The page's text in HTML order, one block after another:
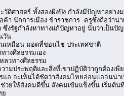
ติศาสตร์ ทั้งสองฝั่งปิง กำลังมีปัญหาอย่า
า นักการเมือง ข้าราชการ ครูซึ่งถือว่าน่า
งรัฐกำลังหาทางแก้ปัญหาอยู่ นับว่าเป็นปั
วัน
เหมือน มอดที่ชอนไช ประเทศชาติ
งศีลธรรมเอง
ลวทางศีลธรรม
มประพฤติและสิ่งที่เขาปฏิบัติว่าถูกต้องเพี
อ จะเห็นได้ชัดว่าสังคมไทยอ่อนแอจนน่า
ยให้สังคมดีขึ้น สังคมเข้มแข็งขึ้น เริ่มต้นที่
ย